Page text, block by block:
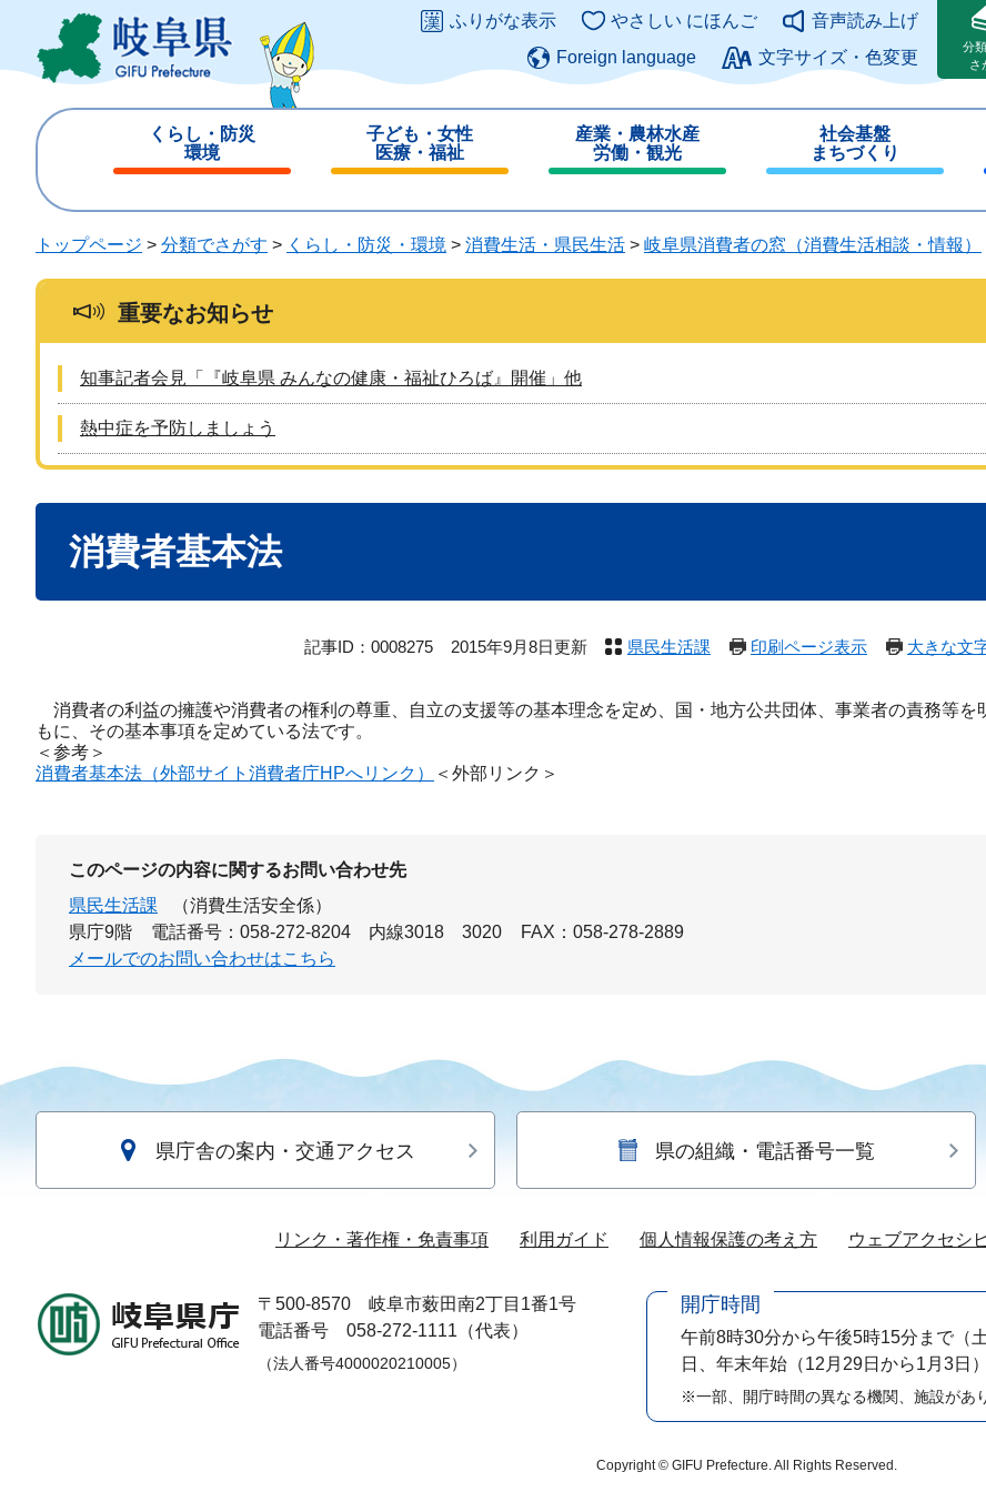
ジ
ュ
このページの本文へ
ふりがな表示 やさしい にほんご
音声読み上げ
Foreign language
文字サイズ・色変更
分
さ
くらし・防災
環境
じ
子ども・女性
医療・福祉
じ
産業・農林水産
労働・観光
じ
る
社会基盤
まちづくり
じ
る
トップページ > 分類でさがす > くらし・防災・環境 > 消費生活・県民生活 > 岐阜県消費者の窓（消費生活相談・情報）
重要なお知らせ
知事記者会見「『岐阜県 みんなの健康・福祉ひろば』開催」他
熱中症を予防しましょう
消費者基本法
記事ID：0008275 2015年9月8日更新 県民生活課 印刷ページ表示 大きな文
消費者の利益の擁護や消費者の権利の尊重、自立の支援等の基本理念を定め、国・地方公共団体、事業者の責務等を
もに、その基本事項を定めている法です。
＜参考＞
消費者基本法（外部サイト消費者庁HPへリンク）
＜外部リンク＞
このページの内容に関するお問い合わせ先
県民生活課
（消費生活安全係）
県庁9階
電話番号：058-272-8204 内線3018 3020
FAX：058-278-2889
メールでのお問い合わせはこちら
県庁舎の案内・交通アクセス 県の組織・電話番号一覧
リンク・著作権・免責事項 利用ガイド 個人情報保護の考え方 ウェブアクセシ
〒500-8570
岐阜市薮田南2丁目1番1号
電話番号 058-272-1111（代表）
（法人番号4000020210005）
開庁時間
午前8時30分から午後5時15分まで （
日、年末年始（12月29日から1月3日
※一部、開庁時間の異なる機関、施設があ
Copyright © GIFU Prefecture. All Rights Reserved.